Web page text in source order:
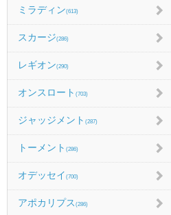
ミラディン(613)
スカージ(286)
レギオン(290)
オンスロート (703)
ジャッジメント (287)
トーメント (286)
オデッセイ (700)
アポカリプス (286)